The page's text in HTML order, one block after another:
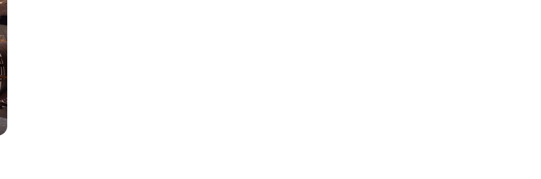
du meilleur prix
avantages exclusifs
contact personnalisé
tous les avantages